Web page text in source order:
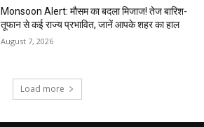
Monsoon Alert: मौसम का बदला मिजाज! तेज बारिश-
तूफान से कई राज्य प्रभावित, जानें आपके शहर का हाल
August 7, 2026
Load more